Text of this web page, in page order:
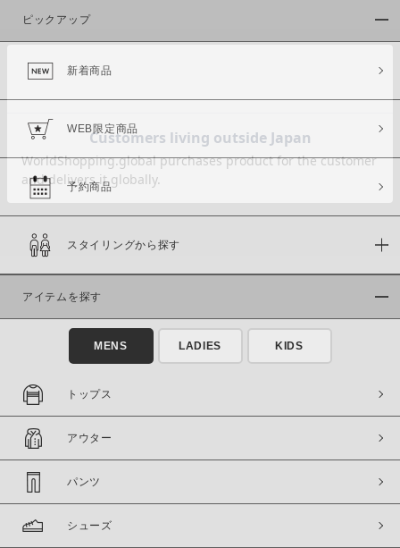
カラー
商品タイプ
通常商品
セール価格 WEB限定
在庫
在庫あり
ピックアップ
新着商品
WEB限定商品
予約商品
スタイリングから探す
アイテムを探す
MENS LADIES KIDS
トップス
アウター
パンツ
シューズ